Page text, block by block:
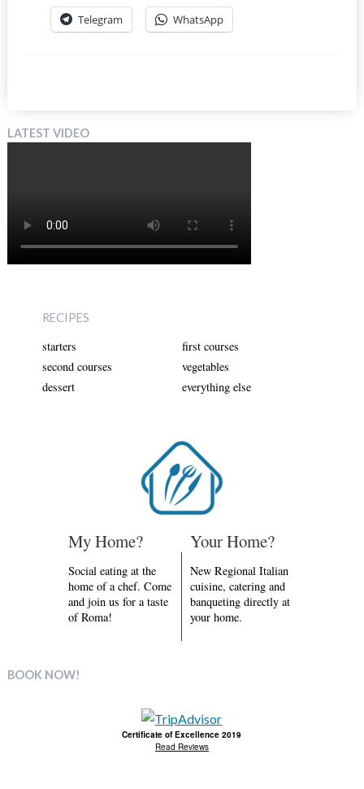
Telegram WhatsApp
LATEST VIDEO
RECIPES
starters
first courses
second courses
vegetables
dessert
everything else
My Home?
Social eating at the
home of a chef. Come
and join us for a taste
of Roma!
Your Home?
New Regional Italian
cuisine, catering and
banqueting directly at
your home.
BOOK NOW!
Certificate of Excellence 2019
Read Reviews